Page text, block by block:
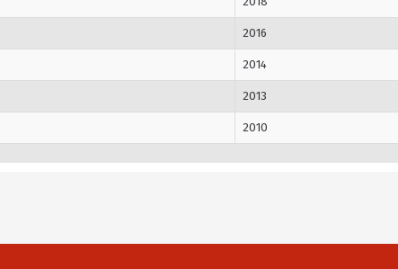
2016
2014
2013
2010